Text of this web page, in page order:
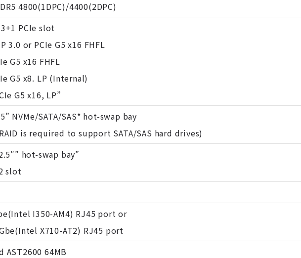
4800(1DPC)/4400(2DPC)
PCIe slot
3.0 or PCIe G5 x16 FHFL
G5 x16 FHFL
G5 x8. LP (Internal)
G5 x16, LP”
NVMe/SATA/SAS* hot-swap bay
is required to support SATA/SAS hard drives)
hot-swap bay”
slot
I350-AM4) RJ45 port or
X710-AT2) RJ45 port
AST2600 64MB